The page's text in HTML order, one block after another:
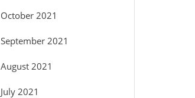
October 2021
September 2021
August 2021
July 2021